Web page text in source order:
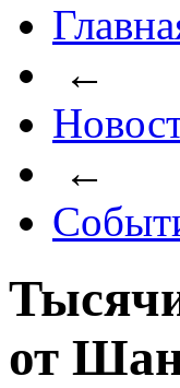
←
←
от